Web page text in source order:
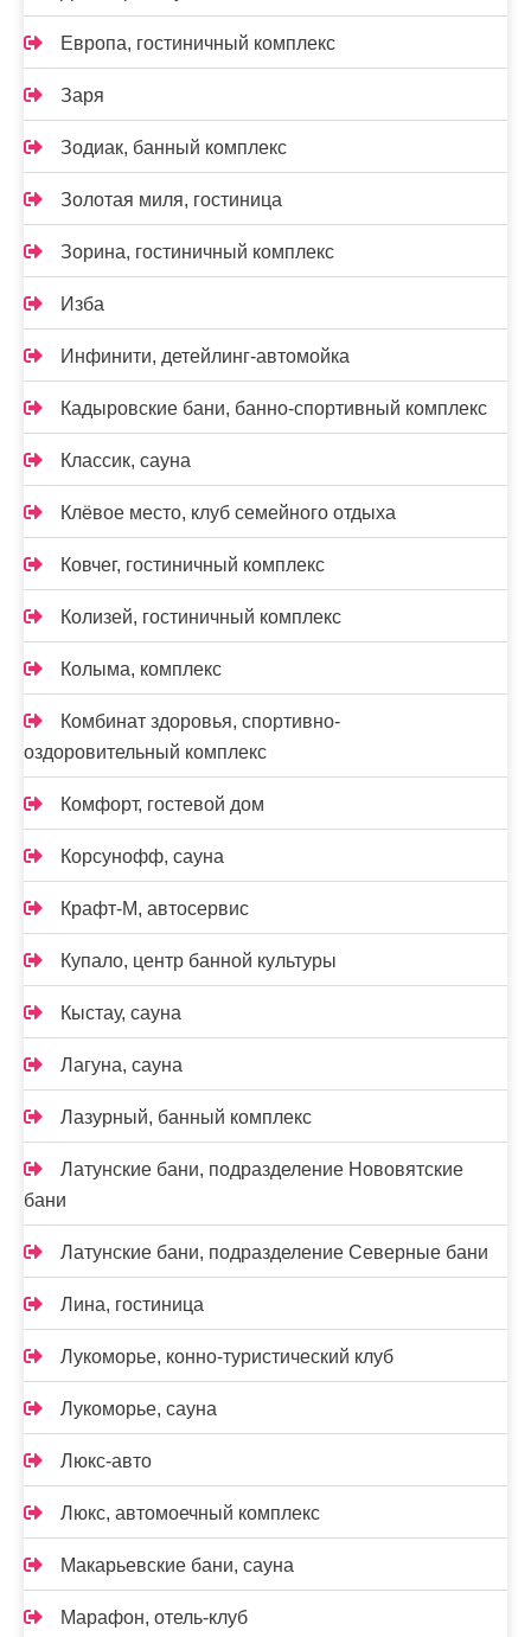
Европа, гостиничный комплекс
Заря
Зодиак, банный комплекс
Золотая миля, гостиница
Зорина, гостиничный комплекс
Изба
Инфинити, детейлинг-автомойка
Кадыровские бани, банно-спортивный комплекс
Классик, сауна
Клёвое место, клуб семейного отдыха
Ковчег, гостиничный комплекс
Колизей, гостиничный комплекс
Колыма, комплекс
Комбинат здоровья, спортивно-
оздоровительный комплекс
Комфорт, гостевой дом
Корсунофф, сауна
Крафт-М, автосервис
Купало, центр банной культуры
Кыстау, сауна
Лагуна, сауна
Лазурный, банный комплекс
Латунские бани, подразделение Нововятские
бани
Латунские бани, подразделение Северные бани
Лина, гостиница
Лукоморье, конно-туристический клуб
Лукоморье, сауна
Люкс-авто
Люкс, автомоечный комплекс
Макарьевские бани, сауна
Марафон, отель-клуб